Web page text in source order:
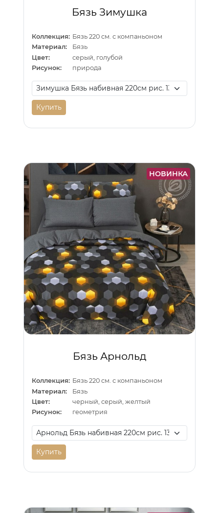
Бязь Зимушка
Коллекция: Бязь 220 см. с компаньоном
Материал:
Бязь
Цвет:
серый, голубой
Рисунок:
природа
Купить
НОВИНКА
Бязь Арнольд
Коллекция: Бязь 220 см. с компаньоном
Материал:
Бязь
Цвет:
черный, серый, желтый
Рисунок:
геометрия
Купить